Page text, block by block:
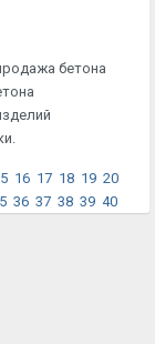
бетона
16 17 18 19 20
36 37 38 39 40